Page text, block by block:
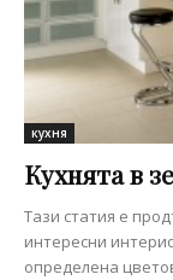
кухня
Кухнята в
Тази статия е
интересни
определена